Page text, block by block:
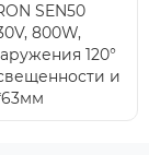
SEN50
800W,
120°
и